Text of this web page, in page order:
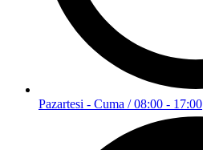
Pazartesi - Cuma / 08:00 - 17:00